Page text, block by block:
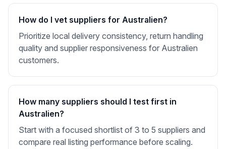
How do I vet suppliers for Australien?
Prioritize local delivery consistency, return handling
quality and supplier responsiveness for Australien
customers.
How many suppliers should I test first in
Australien?
Start with a focused shortlist of 3 to 5 suppliers and
compare real listing performance before scaling.